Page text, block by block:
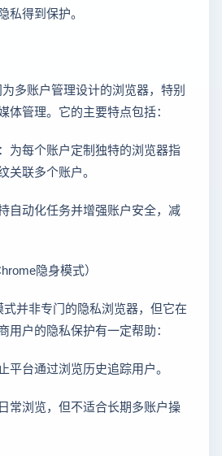
私得到保护。
多账户管理设计的浏览器，特别
体管理。它的主要特点包括：
为每个账户定制独特的浏览器指
关联多个账户。
自动化任务并增强账户安全，减
隐身模式）
并非专门的隐私浏览器，但它在
用户的隐私保护有一定帮助：
平台通过浏览历史追踪用户。
常浏览，但不适合长期多账户操